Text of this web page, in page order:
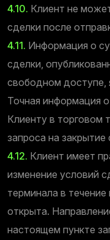
4.10. Клиент не
сделки после
4.11. Информация о
сделки,
свободном доступе,
Точная информация
Клиенту в торговом
запроса на закрытие
4.12. Клиент имеет
изменение условий
терминала в
открыта.
настоящем пункте